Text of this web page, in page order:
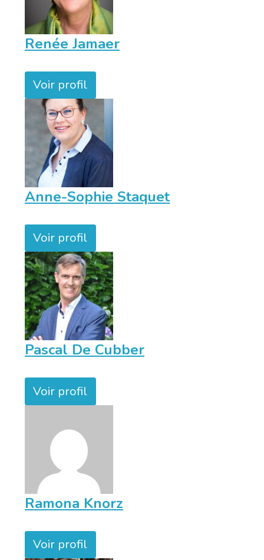
Renée Jamaer
Voir profil
Anne-Sophie Staquet
Voir profil
Pascal De Cubber
Voir profil
Ramona Knorz
Voir profil